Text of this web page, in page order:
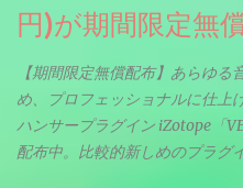
円)が期間限定無
【期間限定無償配布】あらゆ
め、プロフェッショナルに仕上
ハンサープラグイン iZotope「
配布中。比較的新しめのプラグ